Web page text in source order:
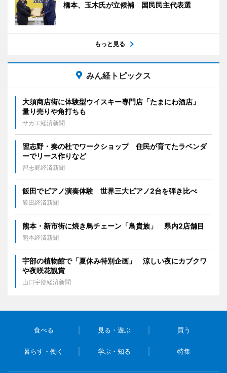
橋本、玉木氏が立候補 国民民主代表選
もっと見る
みん経トピックス
大須商店街に体験型ウイスキー専門店「たまにわ酒店」
量り売りや角打ちも
サカエ経済新聞
習志野・奏の杜でワークショップ 住民が育てたラベンダ
ーでリース作りなど
習志野経済新聞
飯田でピアノ演奏体験 世界三大ピアノ2台を弾き比べ
飯田経済新聞
熊本・新市街に焼き鳥チェーン「鳥貴族」 県内2店舗目
熊本経済新聞
宇部の植物館で「夏休み特別企画」 涼しい夜にカブクワ
や夜咲花観賞
山口宇部経済新聞
食べる 見る・遊ぶ 買う
暮らす・働く 学ぶ・知る 特集